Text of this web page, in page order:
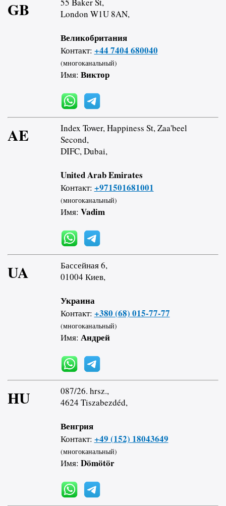
GB
London W1U 8AN,
Великобритания
Контакт: +44 7404 680040
(многоканальный)
Имя: Виктор
AE
Index Tower, Happiness St, Zaa'beel
Second,
DIFC, Dubai,
United Arab Emirates
Контакт: +971501681001
(многоканальный)
Имя: Vadim
UA
Бассейная 6,
01004 Киев,
Украина
Контакт: +380 (68) 015-77-77
(многоканальный)
Имя: Андрей
HU
087/26. hrsz.,
4624 Tiszabezdéd,
Венгрия
Контакт: +49 (152) 18043649
(многоканальный)
Имя: Dömötör